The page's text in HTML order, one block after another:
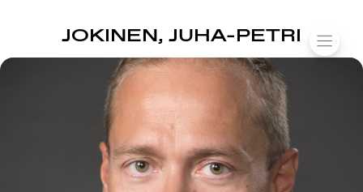
sisältöön
JOKINEN, JUHA-PETRI